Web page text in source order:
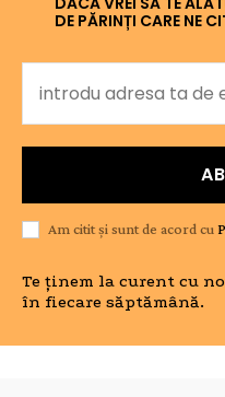
DE PĂRINȚI CARE NE
Am citit și sunt de acord cu
Te ținem la curent cu
în fiecare săptămână.